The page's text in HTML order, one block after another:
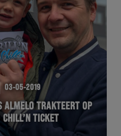
03-05-2019
ALMELO TRAKTEERT OP
CHILL’N TICKET